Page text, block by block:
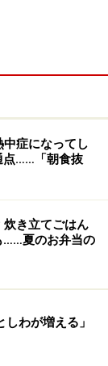
してできる物
素阻害物質」
性高血圧症の
症になってし
点……「朝食抜
炊き立てごはん
……夏のお弁当の
わが増える」